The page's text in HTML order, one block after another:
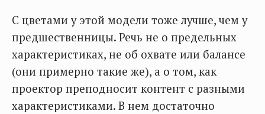
С цветами у этой модели тоже лучше, чем у
предшественницы. Речь не о предельных
характеристиках, не об охвате или балансе
(они примерно такие же), а о том, как
проектор преподносит контент с разными
характеристиками. В нем достаточно